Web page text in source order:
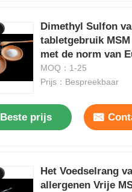
Dimethyl Sulfon
tabletgebruik
met de norm van
HET BIJZONDER
MOQ：1-25
Prijs：Bespreekbaar
Beste prijs
Het Voedselrang
allergenen Vrije